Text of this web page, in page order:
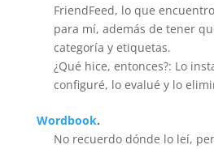
FriendFeed, lo que
para mí­, además de tener
categoría y etiquetas.
¿Qué hice, entonces?: Lo
configuré, lo evalué y lo
Wordbook.
No recuerdo dónde lo leí,